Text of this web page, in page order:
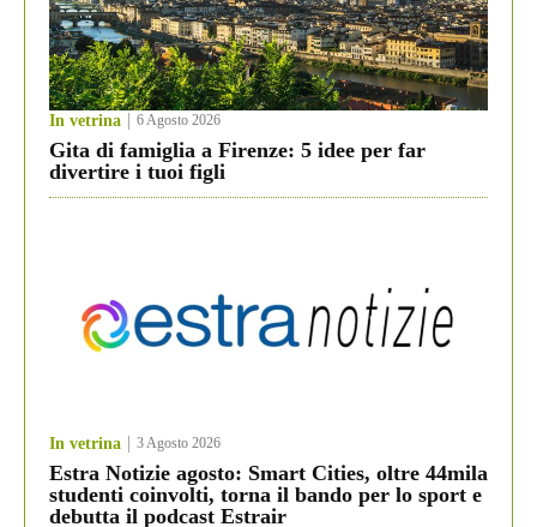
In vetrina 6 Agosto 2026
Gita di famiglia a Firenze: 5 idee per far
divertire i tuoi figli
In vetrina 3 Agosto 2026
Estra Notizie agosto: Smart Cities, oltre 44mila
studenti coinvolti, torna il bando per lo sport e
debutta il podcast Estrair